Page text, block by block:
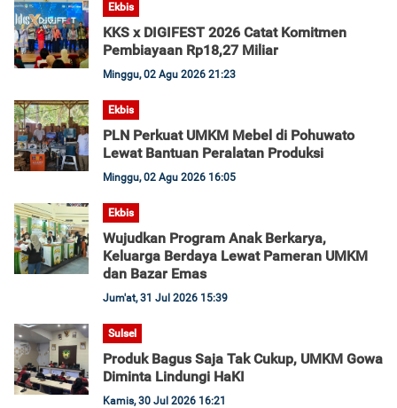
Ekbis
KKS x DIGIFEST 2026 Catat Komitmen
Pembiayaan Rp18,27 Miliar
Minggu, 02 Agu 2026 21:23
Ekbis
PLN Perkuat UMKM Mebel di Pohuwato
Lewat Bantuan Peralatan Produksi
Minggu, 02 Agu 2026 16:05
Ekbis
Wujudkan Program Anak Berkarya,
Keluarga Berdaya Lewat Pameran UMKM
dan Bazar Emas
Jum'at, 31 Jul 2026 15:39
Sulsel
Produk Bagus Saja Tak Cukup, UMKM Gowa
Diminta Lindungi HaKI
Kamis, 30 Jul 2026 16:21